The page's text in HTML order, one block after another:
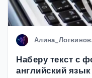
Наберу текст с
английский